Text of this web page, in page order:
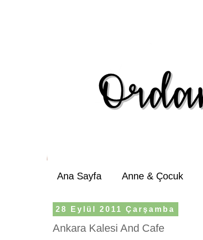
Ana Sayfa Anne & Çocuk
28 Eylül 2011 Çarşamba
Ankara Kalesi And Cafe